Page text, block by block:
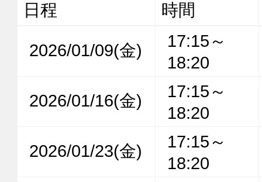
日程 時間
2026/01/09(金)
17:15～
18:20
2026/01/16(金)
17:15～
18:20
2026/01/23(金)
17:15～
18:20